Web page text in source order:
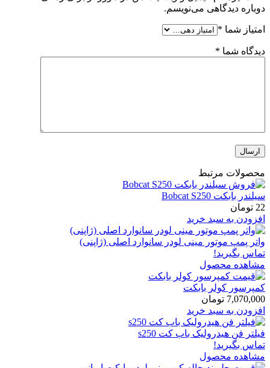
دوباره دیدگاهی می‌نویسم.
امتیاز شما *
دیدگاه شما *
محصولات مرتبط
سیلندر بابکت Bobcat S250
22 تومان
افزودن به سبد خرید
واتر پمپ موتور مینی لودر سانوارد اصلی (ژاپنی)
تماس بگیرید!
مشاهده محصول
کمپرسور کولر بابکت
7,070,000 تومان
افزودن به سبد خرید
فیلتر فن هیدرولیک باب کت s250
تماس بگیرید!
مشاهده محصول